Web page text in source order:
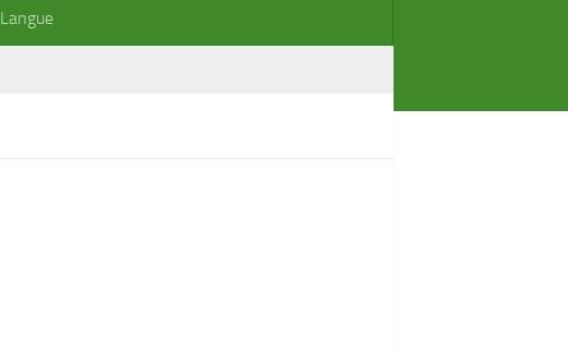
Langue